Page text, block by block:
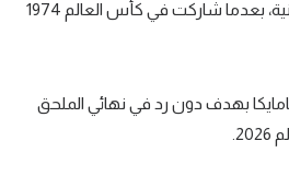
الكونغو ستشارك للمرة الثانية، بعدما شاركت في كأس العالم 1974
بهدف دون رد في نهائي الملحق